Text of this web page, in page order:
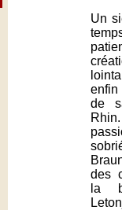
Un
enfin
de
des
la